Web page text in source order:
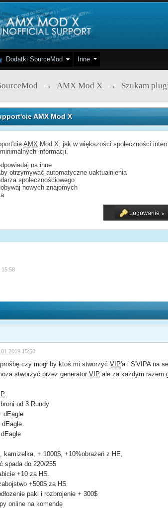
Dodatki SourceMod Inne
→ AMX Mod X → Szukam
AMX Mod X
AMX Mod X, jak w większości społeczności
informacji.
na inne
otrzymywać automatyczne uaktualnienia
społecznościowego
nowych znajomych
15:58
15:58
czy mogł by ktoś mi stworzyćVIP'a i S'VIPA na
stworzyć przez generatorVIP ale za każdym razem
:
od 3 Rundy
dEagle
dEagle
kamizelka, + 1000$, +10%obrażeń z HE,
spada do 220/255
+10 za HS.
+500$ za HS
paki i rozbrojenie + 300$
online na komendę